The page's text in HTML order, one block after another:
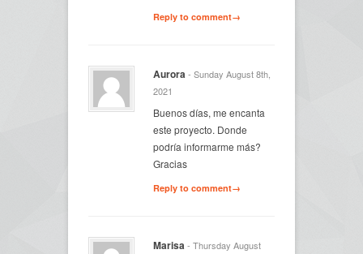
Reply to comment→
Aurora- Sunday August 8th,
2021
Buenos días, me encanta
este proyecto. Donde
podría informarme más?
Gracias
Reply to comment→
Marisa- Thursday August